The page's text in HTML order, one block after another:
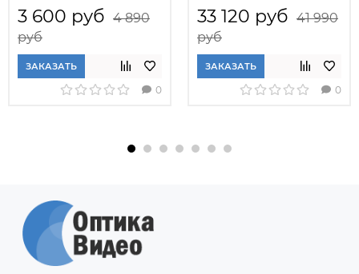
3 600 руб 4 890
руб
ЗАКАЗАТЬ
0
33 120 руб 41 990
руб
ЗАКАЗАТЬ
0